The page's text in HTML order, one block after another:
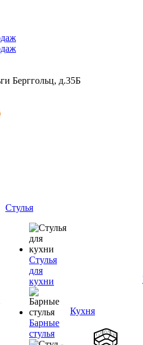
Берггольц, д.35Б
Стулья
Стулья
для
кухни
Барные
стулья
Кухня